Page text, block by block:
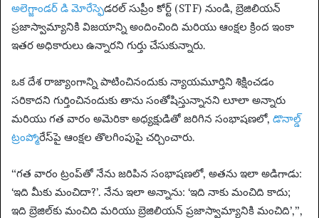
అలెగ్జాండర్ డి మోరేస్ఫెడరల్ సుప్రీం కోర్ట్ (STF) నుండి, బ్రెజిలియన్
ప్రజాస్వామ్యానికి విజయాన్ని అందించింది మరియు ఆంక్షల క్రింద ఇంకా
ఇతర అధికారులు ఉన్నారని గుర్తు చేసుకున్నారు.
ఒక దేశ రాజ్యాంగాన్ని పాటించినందుకు న్యాయమూర్తిని శిక్షించడం
సరికాదని గుర్తించినందుకు తాను సంతోషిస్తున్నానని లూలా అన్నారు
మరియు గత వారం అమెరికా అధ్యక్షుడితో జరిగిన సంభాషణలో, డొనాల్డ్
ట్రంప్మోరేస్‌పై ఆంక్షల తొలగింపుపై చర్చించారు.
“గత వారం ట్రంప్‌తో నేను జరిపిన సంభాషణలో, అతను ఇలా అడిగాడు:
‘ఇది మీకు మంచిదా?’. నేను ఇలా అన్నాను: ‘ఇది నాకు మంచిది కాదు;
ఇది బ్రెజిల్‌కు మంచిది మరియు బ్రెజిలియన్ ప్రజాస్వామ్యానికి మంచిది’,”,